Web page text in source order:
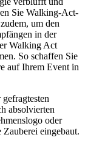
Sie Walking-Act-
um den
in der
Walking Act
So schaffen Sie
auf Ihrem Event in
absolvierten
oder
eingebaut.